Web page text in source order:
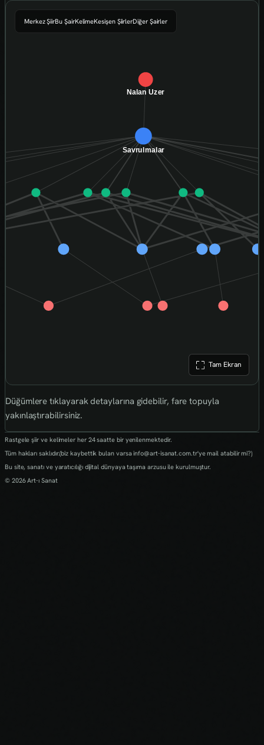
Tam Ekran
Merkez ŞiirBu ŞairKelimeKesişen ŞiirlerDiğer Şairler
Düğümlere tıklayarak detaylarına gidebilir, fare topuyla
yakınlaştırabilirsiniz.
Rastgele şiir ve kelimeler her 24 saatte bir yenilenmektedir.
Tüm hakları saklıdır.(biz kaybettik bulan varsa info@art-isanat.com.tr'ye mail atabilir mi?)
Bu site, sanatı ve yaratıcılığı dijital dünyaya taşıma arzusu ile kurulmuştur.
© 2026 Art-ı Sanat